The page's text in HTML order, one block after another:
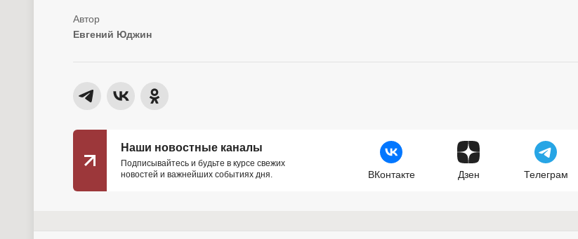
Евгений Юджин
Наши новостные каналы
Подписывайтесь и будьте в курсе свежих
новостей и важнейших событиях дня.
ВКонтакте Дзен Телеграм